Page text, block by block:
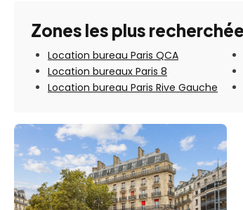
Zones les plus
Location bureau Paris QCA
Location bureaux Paris 8
Location bureau Paris Rive Gauche